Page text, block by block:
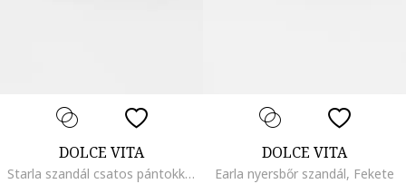
DOLCE VITA
Starla szandál csatos pántokkal, Fekete/Bézs
DOLCE VITA
Earla nyersbőr szandál, Fekete